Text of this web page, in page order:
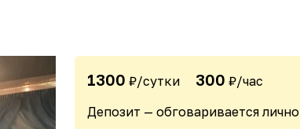
1300 ₽/сутки 300 ₽/час
Депозит — обговаривается лично